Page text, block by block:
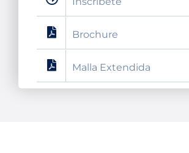
Brochure
Malla Extendida